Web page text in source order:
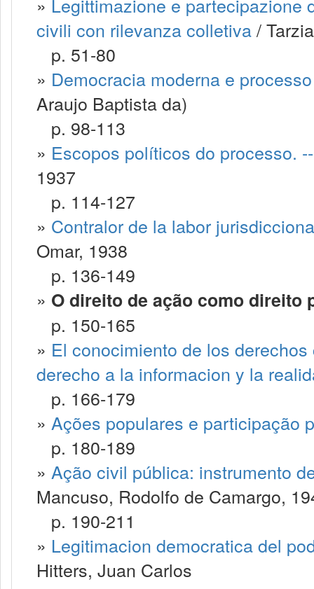
civili con rilevanza colletiva/
p. 51-80
» Democracia moderna e
Araujo Baptista da)
p. 98-113
» Escopos políticos do processo. --
1937
p. 114-127
» Contralor de la labor
Omar, 1938
p. 136-149
» O direito de ação como direito
p. 150-165
» El conocimiento de los
derecho a la informacion y la
p. 166-179
» Ações populares e participação
p. 180-189
» Ação civil pública: instrumento
Mancuso, Rodolfo de Camargo,
p. 190-211
» Legitimacion democratica del
Hitters, Juan Carlos